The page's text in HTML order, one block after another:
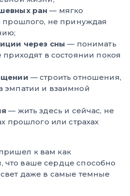
ран — мягко
прошлого, не принуждая
через сны — понимать
приходят в состоянии покоя
— строить отношения,
эмпатии и взаимной
— жить здесь и сейчас, не
прошлого или страхах
к вам как
что ваше сердце способно
свет даже в самые темные